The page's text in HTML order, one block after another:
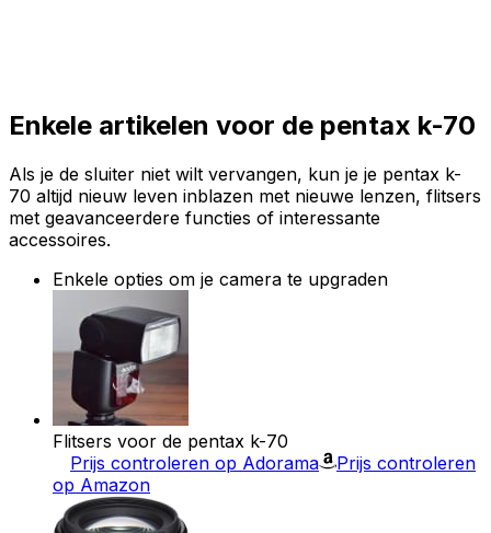
Enkele artikelen voor de pentax k-70
Als je de sluiter niet wilt vervangen, kun je je pentax k-
70 altijd nieuw leven inblazen met nieuwe lenzen, flitsers
met geavanceerdere functies of interessante
accessoires.
Enkele opties om je camera te upgraden
Flitsers voor de pentax k-70
Prijs controleren op Adorama
Prijs controleren
op Amazon